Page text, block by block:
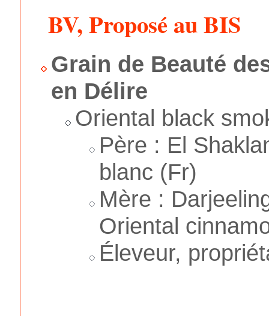
BV, Proposé au BIS
Grain de Beauté
en Délire
Oriental black
Père : El
blanc (Fr)
Mère :
Oriental
Éleveur,